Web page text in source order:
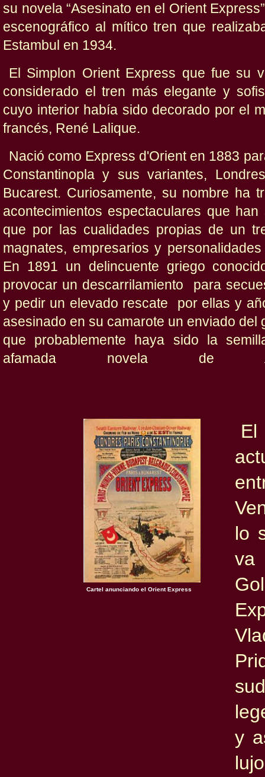
su novela “Asesinato en el Orient
escenográfico al mítico tren que
Estambul en 1934.
El Simplon Orient Express que fue su
considerado el tren más elegante y
cuyo interior había sido decorado por el
francés, René Lalique.
Nació como Express d'Orienten 1883
Constantinopla y sus variantes,
Bucarest. Curiosamente, su nombre ha
acontecimientos espectaculares que
que por las cualidades propias de un
magnates, empresarios y
En 1891 un delincuente griego
provocar un descarrilamiento para
y pedir un elevado rescate por ellas y
asesinado en su camarote un enviado del
que probablemente haya sido la
afamada novela de
Cartel anunciando el Orient Express
El
lo
va
y